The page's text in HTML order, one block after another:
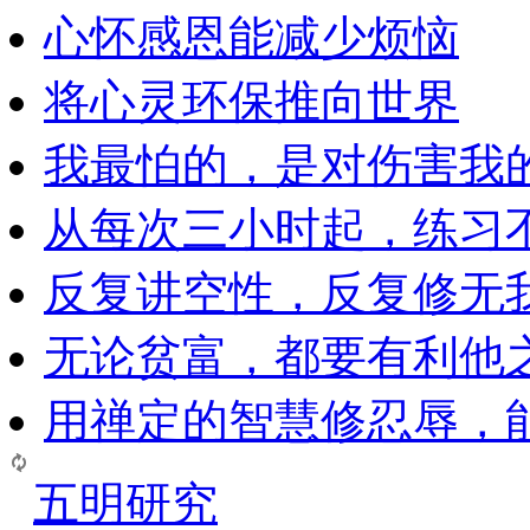
心怀感恩能减少烦恼
将心灵环保推向世界
我最怕的，是对伤害我
从每次三小时起，练习
反复讲空性，反复修无
无论贫富，都要有利他
用禅定的智慧修忍辱，
五明研究